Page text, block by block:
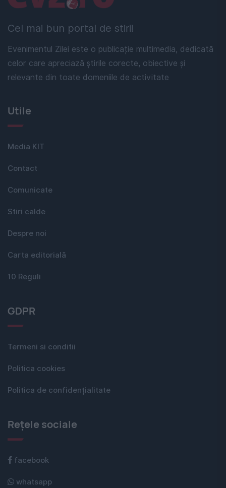
Cel mai bun portal de stiri!
Evenimentul Zilei este o publicație multimedia, dedicată
celor care apreciază știrile corecte, obiective și
relevante din toate domeniile de activitate
Utile
Media KIT
Contact
Comunicate
Stiri calde
Despre noi
Carta editorială
10 Reguli
GDPR
Termeni si conditii
Politica cookies
Politica de confidențialitate
Rețele sociale
facebook
whatsapp